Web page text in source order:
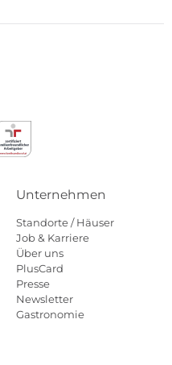
Unternehmen
Standorte / Häuser
Job & Karriere
Über uns
PlusCard
Presse
Newsletter
Gastronomie